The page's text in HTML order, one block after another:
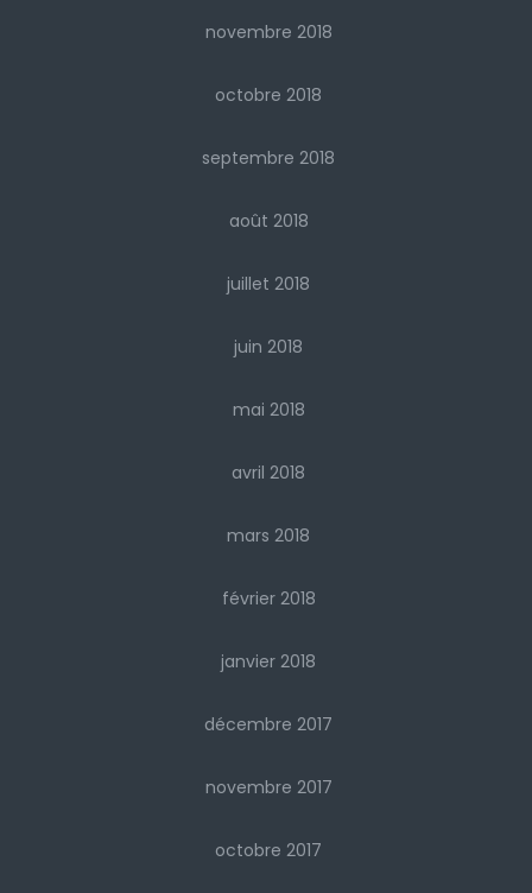
novembre 2018
octobre 2018
septembre 2018
août 2018
juillet 2018
juin 2018
mai 2018
avril 2018
mars 2018
février 2018
janvier 2018
décembre 2017
novembre 2017
octobre 2017